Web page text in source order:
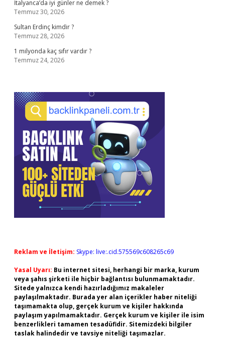
İtalyanca’da iyi günler ne demek ?
Temmuz 30, 2026
Sultan Erdinç kimdir ?
Temmuz 28, 2026
1 milyonda kaç sıfır vardır ?
Temmuz 24, 2026
Reklam ve İletişim: Skype: live:.cid.575569c608265c69
Yasal Uyarı: Bu internet sitesi, herhangi bir marka, kurum
veya şahıs şirketi ile hiçbir bağlantısı bulunmamaktadır.
Sitede yalnızca kendi hazırladığımız makaleler
paylaşılmaktadır. Burada yer alan içerikler haber niteliği
taşımamakta olup, gerçek kurum ve kişiler hakkında
paylaşım yapılmamaktadır. Gerçek kurum ve kişiler ile isim
benzerlikleri tamamen tesadüfidir. Sitemizdeki bilgiler
taslak halindedir ve tavsiye niteliği taşımazlar.